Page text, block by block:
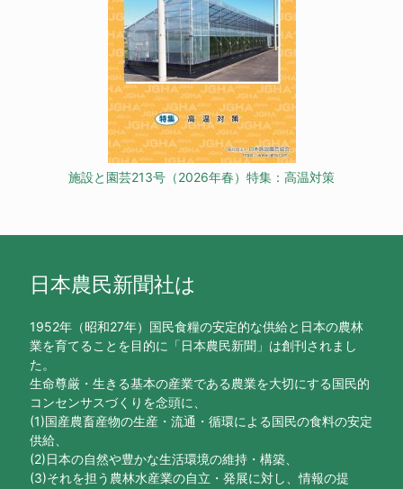
施設と園芸213号（2026年春）特集：高温対策
日本農民新聞社は
1952年（昭和27年）国民食糧の安定的な供給と日本の農林
業を育てることを目的に「日本農民新聞」は創刊されまし
た。
生命尊厳・生きる基本の産業である農業を大切にする国民的
コンセンサスづくりを念頭に、
(1)国産農畜産物の生産・流通・循環による国民の食料の安定
供給、
(2)日本の自然や豊かな生活環境の維持・構築、
(3)それを担う農林水産業の自立・発展に対し、情報の提